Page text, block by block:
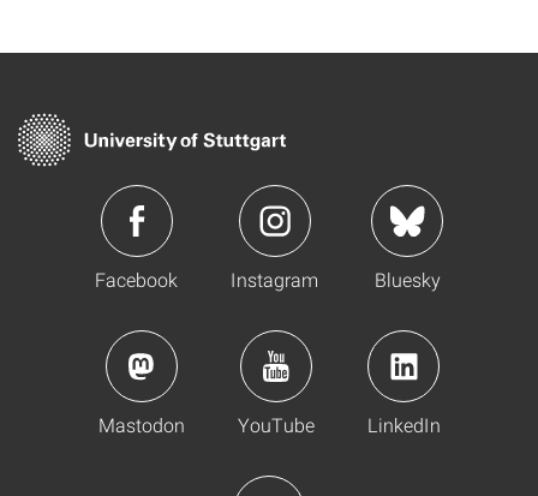
Facebook Instagram Bluesky
Mastodon YouTube LinkedIn